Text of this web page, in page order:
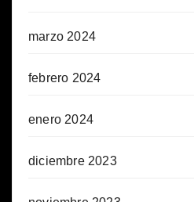
marzo 2024
febrero 2024
enero 2024
diciembre 2023